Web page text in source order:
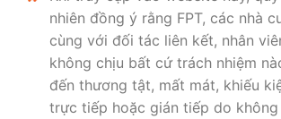
nhiên đồng ý rằng FPT, các nhà
cùng với đối tác liên kết, nhân
không chịu bất cứ trách nhiệm
đến thương tật, mất mát, khiếu
trực tiếp hoặc gián tiếp do